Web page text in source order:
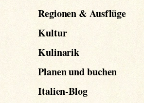
Regionen & Ausflüge
Kultur
Kulinarik
Planen und buchen
Italien-Blog